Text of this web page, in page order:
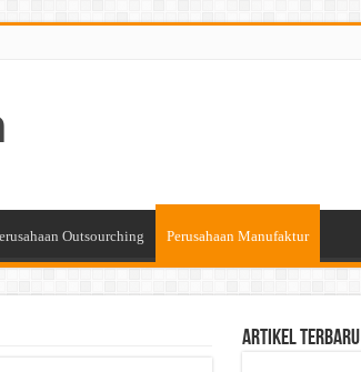
Outsourching Perusahaan Manufaktur
Artikel Terbaru